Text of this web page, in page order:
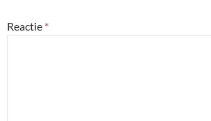
Reactie *